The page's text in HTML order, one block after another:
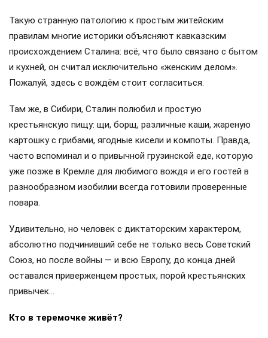
Такую странную патологию к простым житейским
правилам многие историки объясняют кавказским
происхождением Сталина: всё, что было связано с бытом
и кухней, он считал исключительно «женским делом».
Пожалуй, здесь с вождём стоит согласиться.
Там же, в Сибири, Сталин полюбил и простую
крестьянскую пищу: щи, борщ, различные каши, жареную
картошку с грибами, ягодные кисели и компоты. Правда,
часто вспоминал и о привычной грузинской еде, которую
уже позже в Кремле для любимого вождя и его гостей в
разнообразном изобилии всегда готовили проверенные
повара.
Удивительно, но человек с диктаторским характером,
абсолютно подчинивший себе не только весь Советский
Союз, но после войны — и всю Европу, до конца дней
оставался приверженцем простых, порой крестьянских
привычек…
Кто в теремочке живёт?